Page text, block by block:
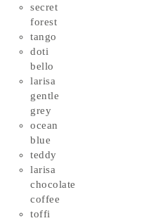
secret
forest
tango
doti
bello
larisa
gentle
grey
ocean
blue
teddy
larisa
chocolate
coffee
toffi